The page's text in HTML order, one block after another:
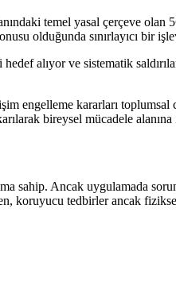
temel yasal çerçeve olan
olduğunda sınırlayıcı bir
alıyor ve sistematik
engelleme kararları toplumsal
bireysel mücadele
sahip. Ancak uygulamada
koruyucu tedbirler ancak